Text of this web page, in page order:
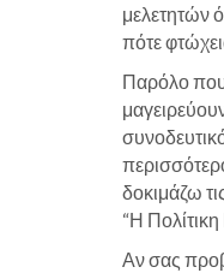
μελετητών
πότε
Παρόλο που
δοκιμάζω
“Η
Αν σας